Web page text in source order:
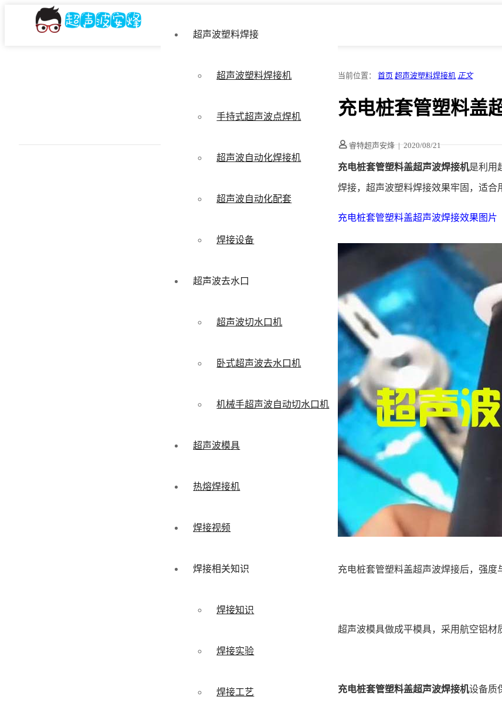
超声波塑料焊接
超声波塑料焊接机
手持式超声波点焊机
超声波自动化焊接机
超声波自动化配套
焊接设备
超声波去水口
超声波切水口机
卧式超声波去水口机
机械手超声波自动切水口机
超声波模具
热熔焊接机
焊接视频
焊接相关知识
焊接知识
焊接实验
焊接工艺
当前位置：首页 超声波塑料焊接机 正文
充电桩套管塑料盖
睿特超声安烽 | 2020/08/21
充电桩套管塑料盖超声波焊接机是利用
焊接，超声波塑料焊接效果牢固，适合
充电桩套管塑料盖超声波焊接效果图片
充电桩套管塑料盖超声波焊接后，强度
超声波模具做成平模具，采用航空铝材
充电桩套管塑料盖超声波焊接机设备质